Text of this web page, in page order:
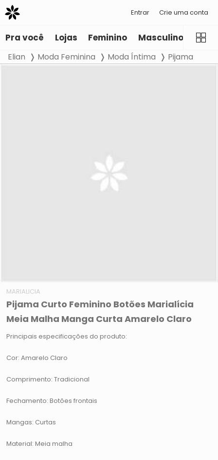
Entrar Crie uma conta
Pra você Lojas Feminino Masculino
Elian Moda Feminina Moda Íntima Pijama
MARIALICIA
Pijama Curto Feminino Botões Marialícia
Meia Malha Manga Curta Amarelo Claro
Principais especificações do produto:
Cor: Amarelo Claro
Comprimento: Tradicional
Fechamento: Botões frontais
Mangas: Curtas
Material: Meia malha